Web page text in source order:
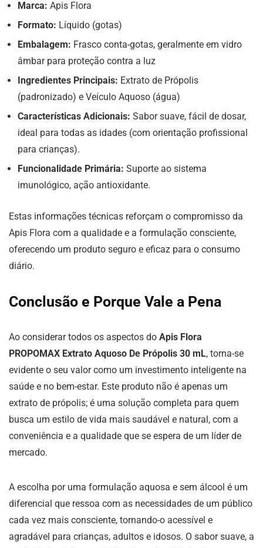
Marca: Apis Flora
Formato: Líquido (gotas)
Embalagem: Frasco conta-gotas, geralmente em vidro
âmbar para proteção contra a luz
Ingredientes Principais: Extrato de Própolis
(padronizado) e Veículo Aquoso (água)
Características Adicionais: Sabor suave, fácil de dosar,
ideal para todas as idades (com orientação profissional
para crianças).
Funcionalidade Primária: Suporte ao sistema
imunológico, ação antioxidante.
Estas informações técnicas reforçam o compromisso da
Apis Flora com a qualidade e a formulação consciente,
oferecendo um produto seguro e eficaz para o consumo
diário.
Conclusão e Porque Vale a Pena
Ao considerar todos os aspectos do Apis Flora
PROPOMAX Extrato Aquoso De Própolis 30 mL, torna-se
evidente o seu valor como um investimento inteligente na
saúde e no bem-estar. Este produto não é apenas um
extrato de própolis; é uma solução completa para quem
busca um estilo de vida mais saudável e natural, com a
conveniência e a qualidade que se espera de um líder de
mercado.
A escolha por uma formulação aquosa e sem álcool é um
diferencial que ressoa com as necessidades de um público
cada vez mais consciente, tornando-o acessível e
agradável para crianças, adultos e idosos. O sabor suave, a